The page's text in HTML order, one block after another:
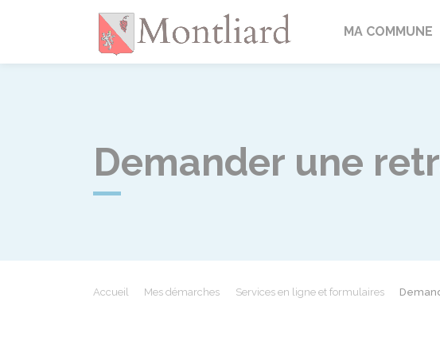
MontliardMA COMMUNE
Demander une
Accueil Mes démarches Services en ligne et formulaires